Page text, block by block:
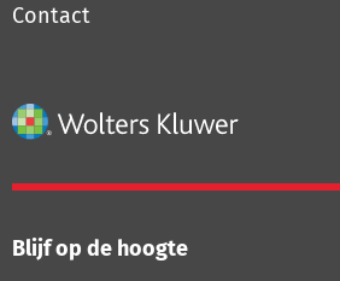
Contact
Blijf op de hoogte